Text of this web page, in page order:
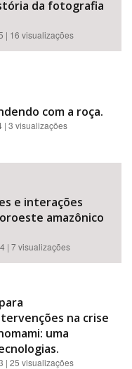
da fotografia
| 16 visualizações
com a roça.
| 3 visualizações
e interações
amazônico
| 7 visualizações
na crise
uma
| 25 visualizações